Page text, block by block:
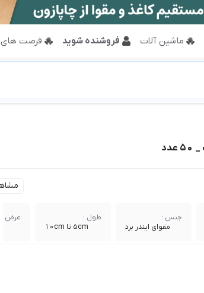
ماشین آلات فروشنده شوید فرصت
جنس :
مقوای ایندر برد
طول :
5cm تا 10cm
عرض :